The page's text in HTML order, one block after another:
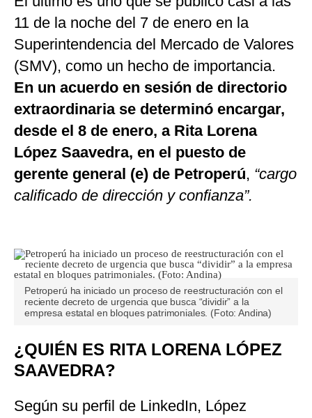
11 de la noche del 7 de enero en la
Superintendencia del Mercado de Valores
(SMV), como un hecho de importancia.
En un acuerdo en sesión de directorio
extraordinaria se determinó encargar,
desde el 8 de enero, a Rita Lorena
López Saavedra, en el puesto de
gerente general (e) de Petroperú, “cargo
calificado de dirección y confianza”.
Petroperú ha iniciado un proceso de reestructuración con el
reciente decreto de urgencia que busca “dividir” a la
empresa estatal en bloques patrimoniales. (Foto: Andina)
¿QUIÉN ES RITA LORENA LÓPEZ
SAAVEDRA?
Según su perfil de LinkedIn, López